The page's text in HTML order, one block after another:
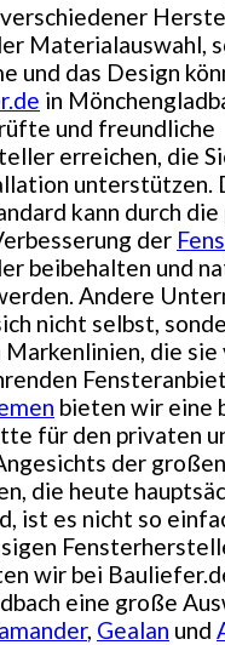
verschiedener
Materialauswahl,
und das Design
in
und freundliche
erreichen, die
unterstützen.
kann durch
der
beibehalten und
Andere
nicht selbst,
die sie
bieten wir eine
für den privaten
der
die heute
ist es nicht so
wir bei
eine große
, Gealan und